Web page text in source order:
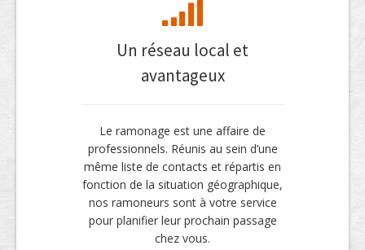
Un réseau local et
avantageux
Le ramonage est une affaire de
professionnels. Réunis au sein d’une
même liste de contacts et répartis en
fonction de la situation géographique,
nos ramoneurs sont à votre service
pour planifier leur prochain passage
chez vous.